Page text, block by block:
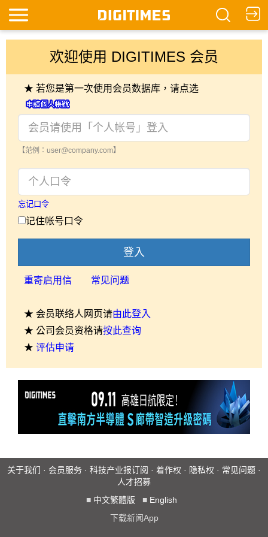
欢迎使用 DIGITIMES 会员
★ 若您是第一次使用会员数据库，请点选
【范例：user@company.com】
忘记口令
记住帐号口令
登入
重寄启用信 常见问题
★ 会员联络人网页请由此登入
★ 公司会员资格请按此查询
★ 评估申请
关于我们 · 会员服务 · 科技产业报订阅 · 着作权 · 隐私权 · 常见问题 ·
人才招募
■ 中文繁體版 ■ English
下载新闻App